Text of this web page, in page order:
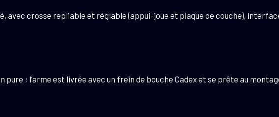
avec crosse repliable et réglable (appui-joue et plaque de couche),
; l’arme est livrée avec un frein de bouche Cadex et se prête au